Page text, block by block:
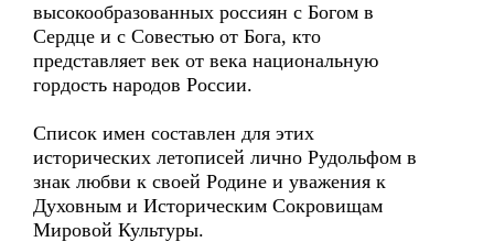
высокообразованных россиян с Богом в
Сердце и с Совестью от Бога, кто
представляет век от века национальную
гордость народов России.
Список имен составлен для этих
исторических летописей лично Рудольфом в
знак любви к своей Родине и уважения к
Духовным и Историческим Сокровищам
Мировой Культуры.